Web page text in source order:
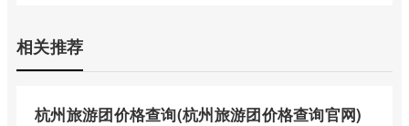
相关推荐
杭州旅游团价格查询(杭州旅游团价格查询官网)